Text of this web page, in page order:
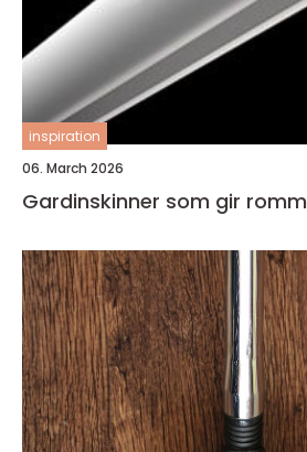
inspiration
06. March 2026
Gardinskinner som gir